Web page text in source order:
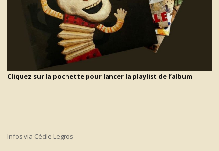
Cliquez sur la pochette pour lancer la playlist de l’album
Infos via Cécile Legros